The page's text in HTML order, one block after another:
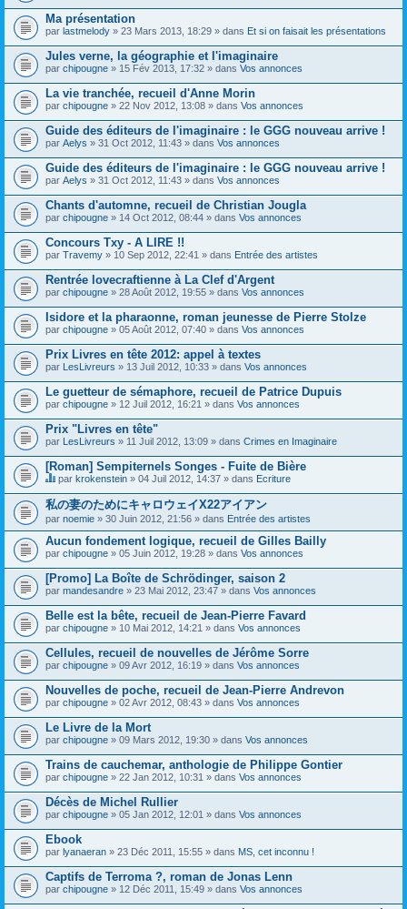
Ma présentation
par lastmelody » 23 Mars 2013, 18:29 » dans Et si on faisait les présentations
Jules verne, la géographie et l'imaginaire
par chipougne » 15 Fév 2013, 17:32 » dans Vos annonces
La vie tranchée, recueil d'Anne Morin
par chipougne » 22 Nov 2012, 13:08 » dans Vos annonces
Guide des éditeurs de l'imaginaire : le GGG nouveau arrive !
par Aelys » 31 Oct 2012, 11:43 » dans Vos annonces
Guide des éditeurs de l'imaginaire : le GGG nouveau arrive !
par Aelys » 31 Oct 2012, 11:43 » dans Vos annonces
Chants d'automne, recueil de Christian Jougla
par chipougne » 14 Oct 2012, 08:44 » dans Vos annonces
Concours Txy - A LIRE !!
par Travemy » 10 Sep 2012, 22:41 » dans Entrée des artistes
Rentrée lovecraftienne à La Clef d'Argent
par chipougne » 28 Août 2012, 19:55 » dans Vos annonces
Isidore et la pharaonne, roman jeunesse de Pierre Stolze
par chipougne » 05 Août 2012, 07:40 » dans Vos annonces
Prix Livres en tête 2012: appel à textes
par LesLivreurs » 13 Juil 2012, 10:33 » dans Vos annonces
Le guetteur de sémaphore, recueil de Patrice Dupuis
par chipougne » 12 Juil 2012, 16:21 » dans Vos annonces
Prix "Livres en tête"
par LesLivreurs » 11 Juil 2012, 13:09 » dans Crimes en Imaginaire
[Roman] Sempiternels Songes - Fuite de Bière
C
e
s
u
j
e
t
o
n
t
i
e
n
t
u
n
o
n
d
a
g
e
par krokenstein » 04 Juil 2012, 14:37 » dans Ecriture
私の妻のためにキャロウェイX22アイアン
par noemie » 30 Juin 2012, 21:56 » dans Entrée des artistes
Aucun fondement logique, recueil de Gilles Bailly
par chipougne » 05 Juin 2012, 19:28 » dans Vos annonces
[Promo] La Boîte de Schrödinger, saison 2
par mandesandre » 23 Mai 2012, 23:47 » dans Vos annonces
Belle est la bête, recueil de Jean-Pierre Favard
par chipougne » 10 Mai 2012, 14:21 » dans Vos annonces
Cellules, recueil de nouvelles de Jérôme Sorre
par chipougne » 09 Avr 2012, 16:19 » dans Vos annonces
Nouvelles de poche, recueil de Jean-Pierre Andrevon
par chipougne » 02 Avr 2012, 08:43 » dans Vos annonces
Le Livre de la Mort
par chipougne » 09 Mars 2012, 19:30 » dans Vos annonces
Trains de cauchemar, anthologie de Philippe Gontier
par chipougne » 22 Jan 2012, 10:31 » dans Vos annonces
Décès de Michel Rullier
par chipougne » 05 Jan 2012, 12:01 » dans Vos annonces
Ebook
par lyanaeran » 23 Déc 2011, 15:55 » dans MS, cet inconnu !
Captifs de Terroma ?, roman de Jonas Lenn
par chipougne » 12 Déc 2011, 15:49 » dans Vos annonces